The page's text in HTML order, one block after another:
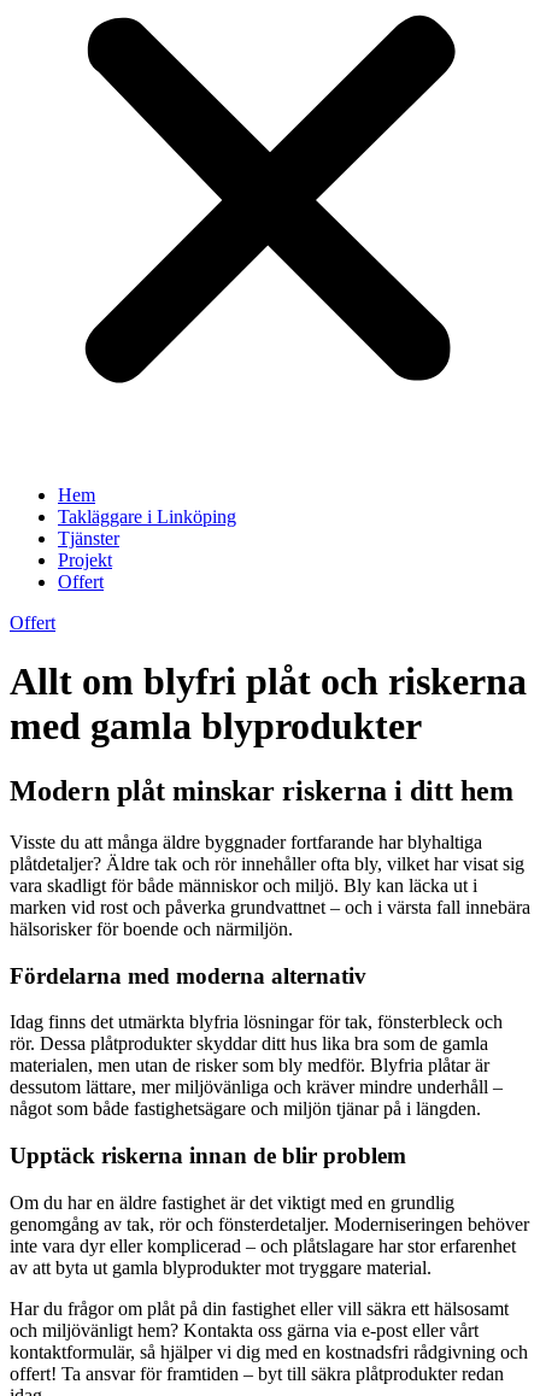
Hem
Takläggare i Linköping
Tjänster
Projekt
Offert
Offert
Allt om blyfri plåt och riskerna
med gamla blyprodukter
Modern plåt minskar riskerna i ditt hem
Visste du att många äldre byggnader fortfarande har blyhaltiga
plåtdetaljer? Äldre tak och rör innehåller ofta bly, vilket har visat sig
vara skadligt för både människor och miljö. Bly kan läcka ut i
marken vid rost och påverka grundvattnet – och i värsta fall innebära
hälsorisker för boende och närmiljön.
Fördelarna med moderna alternativ
Idag finns det utmärkta blyfria lösningar för tak, fönsterbleck och
rör. Dessa plåtprodukter skyddar ditt hus lika bra som de gamla
materialen, men utan de risker som bly medför. Blyfria plåtar är
dessutom lättare, mer miljövänliga och kräver mindre underhåll –
något som både fastighetsägare och miljön tjänar på i längden.
Upptäck riskerna innan de blir problem
Om du har en äldre fastighet är det viktigt med en grundlig
genomgång av tak, rör och fönsterdetaljer. Moderniseringen behöver
inte vara dyr eller komplicerad – och plåtslagare har stor erfarenhet
av att byta ut gamla blyprodukter mot tryggare material.
Har du frågor om plåt på din fastighet eller vill säkra ett hälsosamt
och miljövänligt hem? Kontakta oss gärna via e-post eller vårt
kontaktformulär, så hjälper vi dig med en kostnadsfri rådgivning och
offert! Ta ansvar för framtiden – byt till säkra plåtprodukter redan